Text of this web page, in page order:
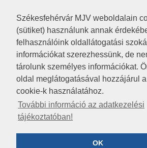
Székesfehérvár MJV weboldalain
(sütiket) használunk annak
felhasználóink oldallátogatási
információkat szerezhessünk, de
tárolunk személyes információkat.
oldal meglátogatásával hozzájárul
cookie-k használatához.
További információ az adatkezelési
tájékoztatóban!
OK
ADATVÉDELEM
©2023 SZÉKESFEHÉRVÁR MEGYEI JOGÚ